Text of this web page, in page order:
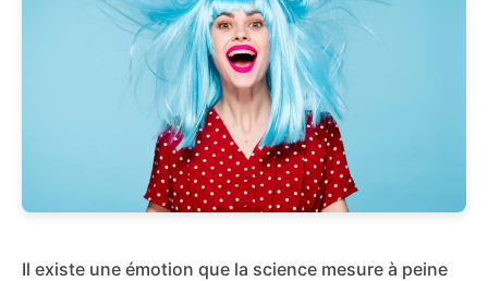
Il existe une émotion que la science mesure à peine